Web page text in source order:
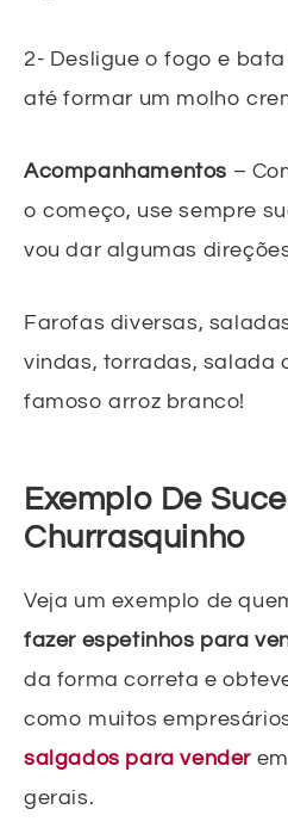
2- Desligue o fogo e
até formar um molho
Acompanhamentos –
o começo, use sempre
vou dar algumas
Farofas diversas,
vindas, torradas, salada
famoso arroz branco!
Exemplo De
Churrasquinho
Veja um exemplo de
fazer espetinhos para
da forma correta e
como muitos
salgados para vender
gerais.